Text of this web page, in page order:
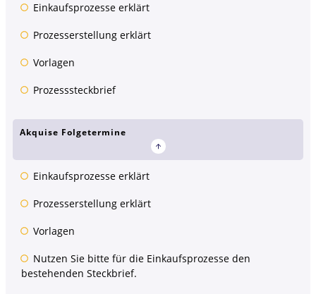
Einkaufsprozesse erklärt
Prozesserstellung erklärt
Vorlagen
Prozesssteckbrief
Akquise Folgetermine
Einkaufsprozesse erklärt
Prozesserstellung erklärt
Vorlagen
Nutzen Sie bitte für die Einkaufsprozesse den
bestehenden Steckbrief.